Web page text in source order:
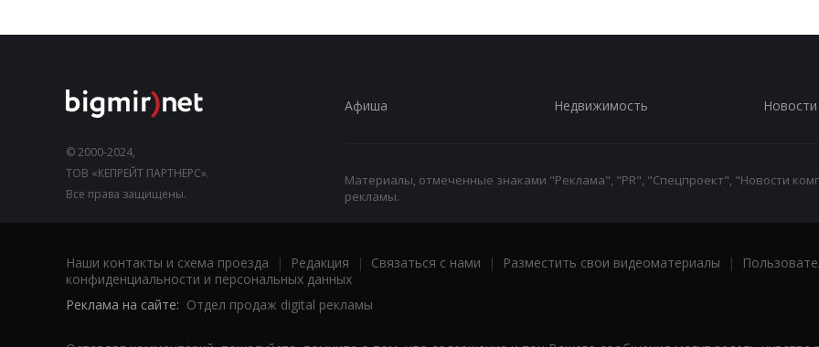
© 2000-2024,
ТОВ «КЕПРЕЙТ ПАРТНЕРС».
Все права защищены.
Афиша Недвижимость Новости
Материалы, отмеченные знаками "Реклама", "PR", "Спецпроект", "Новости
рекламы.
Наши контакты и схема проезда | Редакция | Связаться с нами | Разместить свои видеоматериалы |
конфиденциальности и персональных данных
Реклама на сайте: Отдел продаж digital рекламы